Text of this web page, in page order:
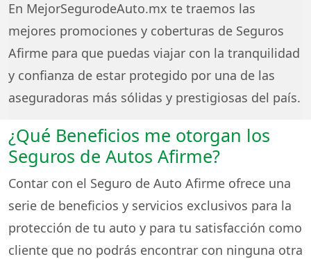
En MejorSegurodeAuto.mx te traemos las
mejores promociones y coberturas de Seguros
Afirme para que puedas viajar con la tranquilidad
y confianza de estar protegido por una de las
aseguradoras más sólidas y prestigiosas del país.
¿Qué Beneficios me otorgan los
Seguros de Autos Afirme?
Contar con el Seguro de Auto Afirme ofrece una
serie de beneficios y servicios exclusivos para la
protección de tu auto y para tu satisfacción como
cliente que no podrás encontrar con ninguna otra